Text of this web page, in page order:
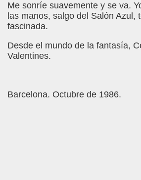
Me sonríe suavemente y se va.
las manos, salgo del Salón Azul,
fascinada.
Desde el mundo de la fantasía,
Valentines.
Barcelona. Octubre de 1986.
Ordóñez)
Iberoamericana del Braille, 1999
Lucía (Cat Yuste)